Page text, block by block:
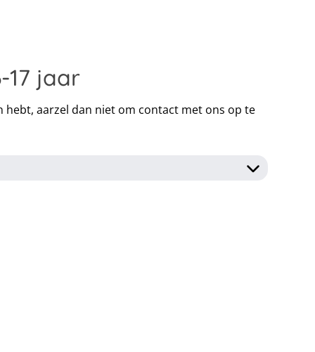
17 jaar
hebt, aarzel dan niet om contact met ons op te